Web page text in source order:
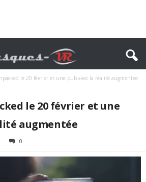
le 20 février et une pub avec la réalité augmentée
le 20 février et une
augmentée
0